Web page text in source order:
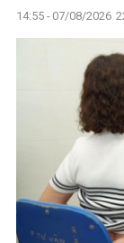
14:55 - 07/08/2026